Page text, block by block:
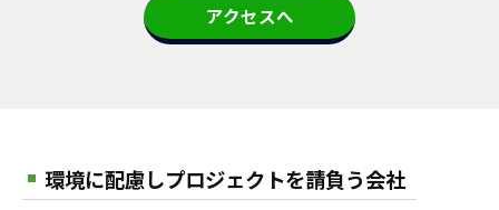
アクセスへ
環境に配慮しプロジェクトを請負う会社